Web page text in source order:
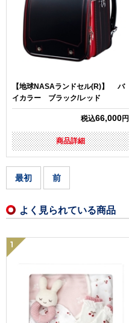
【地球NASAランドセル(R)】 バ
イカラー ブラック/レッド
税込66,000円
商品詳細
最初 前
よく見られている商品